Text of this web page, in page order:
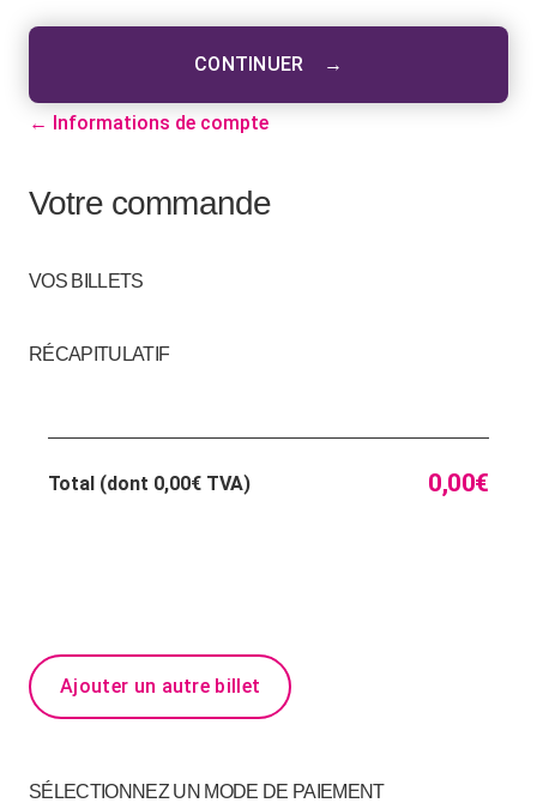
CONTINUER →
← Informations de compte
Votre commande
VOS BILLETS
RÉCAPITULATIF
Total (dont 0,00€ TVA) 0,00€
Ajouter un autre billet
SÉLECTIONNEZ UN MODE DE PAIEMENT